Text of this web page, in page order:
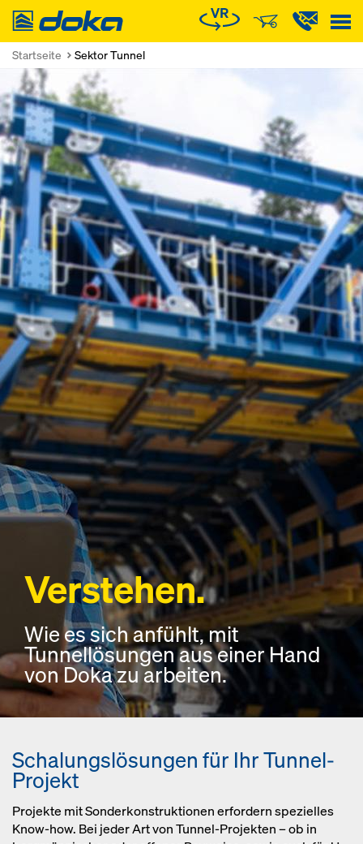
Doka
Startseite Sektor Tunnel
Verstehen.
Wie es sich anfühlt, mit
Tunnellösungen aus einer Hand
von Doka zu arbeiten.
Schalungslösungen für Ihr Tunnel-
Projekt
Projekte mit Sonderkonstruktionen erfordern spezielles
Know-how. Bei jeder Art von Tunnel-Projekten – ob in